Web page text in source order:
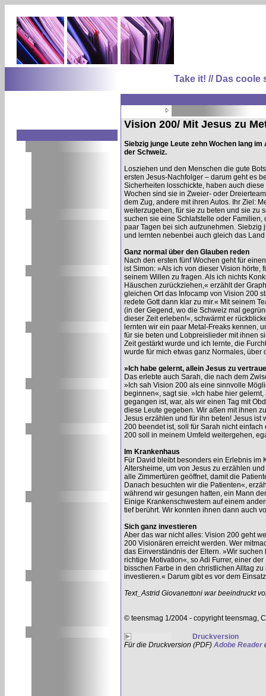
Take it! // Das
Vision 200/ Mit Jesus zu
Siebzig junge Leute zehn Wochen lang
der Schweiz.
Losziehen und den Menschen die gute
ersten Jesus-Nachfolger – darum geht es
Sicherheiten losschickte, haben auch
Wochen sind sie in Zweier- oder
dem Zug, andere mit ihren Autos. Ihr Ziel:
weiterzugeben, für sie zu beten und sie zu
suchen sie eine Schlafstelle oder
paar Tagen bei sich aufzunehmen.
und lernten nebenbei auch gleich das
Ganz normal über den Glauben reden
Nach den ersten fünf Wochen geht für
ist Simon: »Als ich von dieser Vision hörte,
seinem Willen zu fragen. Als ich nichts
Häuschen zurückziehen,« erzählt der
gleichen Ort das Infocamp von Vision 200
redete Gott dann klar zu mir.« Mit seinem
(in der Gegend, wo die Schweiz mal
dieser Zeit erleben!«, schwärmt er
lernten wir ein paar Metal-Freaks kennen,
für sie beten und Lobpreislieder mit ihnen
Zeit gestärkt wurde und ich lernte, die
wurde für mich etwas ganz Normales, über
»Ich habe gelernt, allein Jesus zu
Das erlebte auch Sarah, die nach dem
»Ich sah Vision 200 als eine sinnvolle
beginnen«, sagt sie. »Ich habe hier
gegangen ist, war, als wir einen Tag mit
diese Leute gegeben. Wir aßen mit ihnen
Jesus erzählen und für ihn beten! Jesus
200 beendet ist, soll für Sarah nicht
200 soll in meinem Umfeld weitergehen,
Im Krankenhaus
Für David bleibt besonders ein Erlebnis
Altersheime, um von Jesus zu erzählen
alle Zimmertüren geöffnet, damit die
Danach besuchten wir die Patienten«,
während wir gesungen hatten, ein Mann
Einige Krankenschwestern auf einem
tief berührt. Wir konnten ihnen dann auch
Sich ganz investieren
Aber das war nicht alles: Vision 200 geht
200 Visionären erreicht werden. Wer
das Einverständnis der Eltern. »Wir
richtige Motivation«, so Adi Furrer, einer
bisschen Farbe in den christlichen Alltag
investieren.« Darum gibt es vor dem
Text_Astrid Giovanettoni war beeindruckt
© teensmag 1/2004 - copyright teensmag,
Druckversion
Für die Druckversion (PDF) Adobe Reader